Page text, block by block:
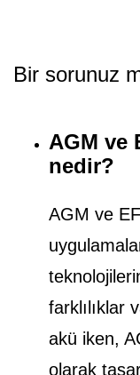
Bir sorunuz
AGM ve
nedir?
AGM ve
farklılıklar
akü iken,
olarak